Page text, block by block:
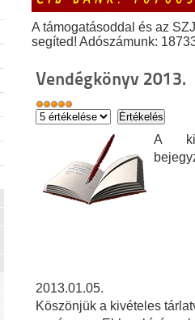
A támogatásoddal és az
segíted! Adószámunk:
Vendégkönyv 2013.
A
2013.01.05.
Köszönjük a kivételes